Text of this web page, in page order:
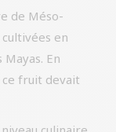
de Méso-
en
En
ce fruit devait